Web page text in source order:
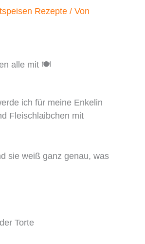
Rezepte / Von
alle mit 🍽️
ich für meine Enkelin
Fleischlaibchen mit
sie weiß ganz genau, was
Torte